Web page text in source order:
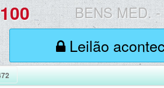
100 BENS MED. -
Leilão